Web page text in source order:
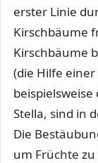
erster Linie
Kirschbäume
Kirschbäume
(die Hilfe
Stella, sind in
Die
um Früchte